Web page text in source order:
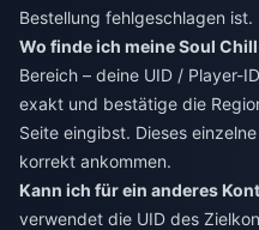
Bestellung fehlgeschlagen ist.
Wo finde ich meine Soul
Bereich – deine UID / Player-
exakt und bestätige die
Seite eingibst. Dieses
korrekt ankommen.
Kann ich für ein anderes
verwendet die UID des